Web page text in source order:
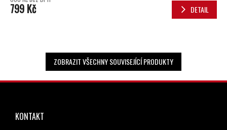
799 Kč DETAIL
ZOBRAZIT VŠECHNY SOUVISEJÍCÍ PRODUKTY
ZÁPATÍ
KONTAKT